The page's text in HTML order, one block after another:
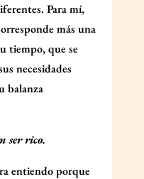
Para mí,
más una
tiempo, que se
necesidades
balanza
ser rico.
entiendo porque